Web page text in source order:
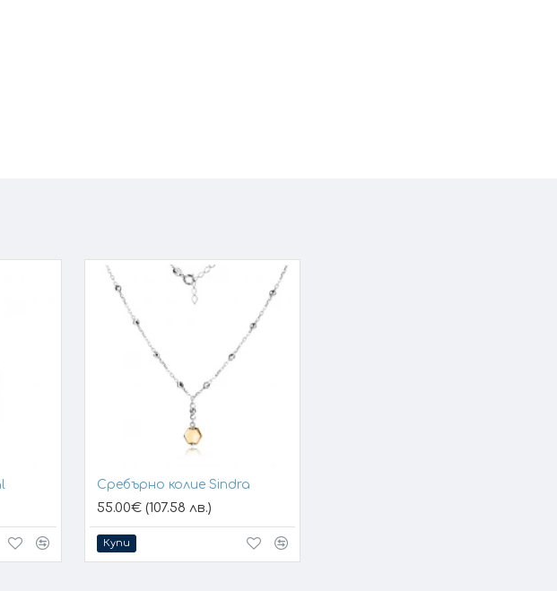
Сребърно колие Sindra
55.00€ (107.58 лв.)
Купи